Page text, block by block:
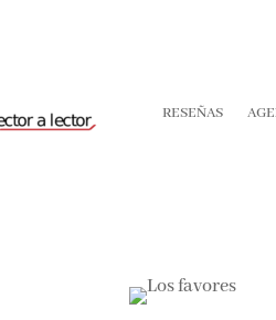
RESEÑAS